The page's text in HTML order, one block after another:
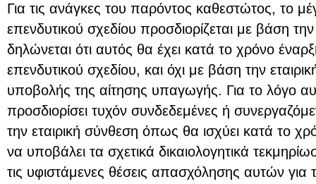
Για τις ανάγκες του παρόντος καθεστώτος, το
επενδυτικού σχεδίου προσδιορίζεται με βάση
δηλώνεται ότι αυτός θα έχει κατά το χρόνο
επενδυτικού σχεδίου, και όχι με βάση την
υποβολής της αίτησης υπαγωγής. Για το λόγο
προσδιορίσει τυχόν συνδεδεμένες ή
την εταιρική σύνθεση όπως θα ισχύει κατά το
να υποβάλει τα σχετικά δικαιολογητικά
τις υφιστάμενες θέσεις απασχόλησης αυτών για